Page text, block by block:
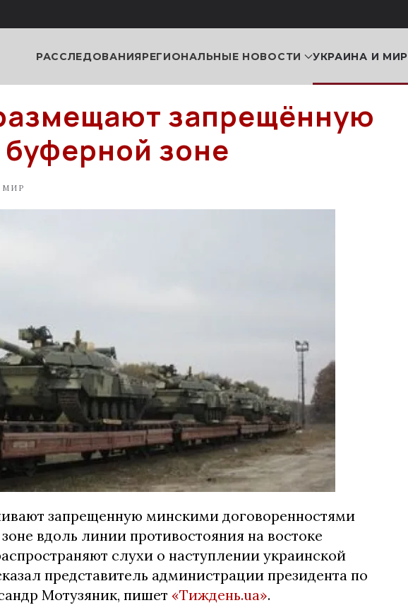
РАССЛЕДОВАНИЯРЕГИОНАЛЬНЫЕ НОВОСТИ УКРАИНА И МИР
запрещённую
буферной зоне
МИР
запрещенную минскими договоренностями
вдоль линии противостояния на востоке
слухи о наступлении украинской
представитель администрации президента по
Мотузяник, пишет «Тиждень.ua».